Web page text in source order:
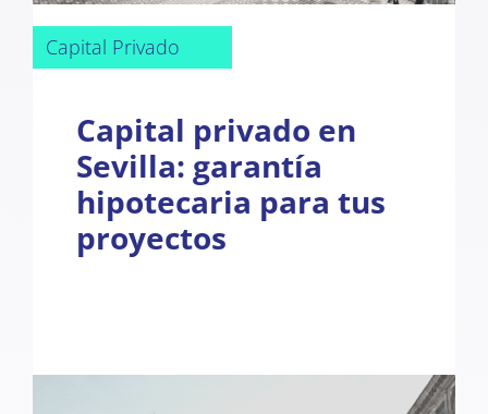
Capital Privado
Capital privado en
Sevilla: garantía
hipotecaria para tus
proyectos